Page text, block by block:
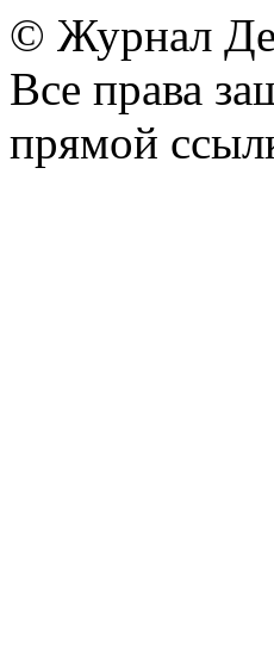
© Журнал
Все права
прямой